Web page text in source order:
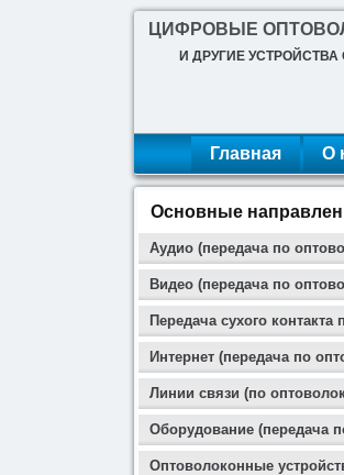
ЦИФРОВЫЕ
И ДРУГИЕ
Главная О
Основные
Аудио (передача по
Видео (передача по
Передача сухого контакта
Интернет (передача по
Линии связи (по
Оборудование (передача
Оптоволоконные